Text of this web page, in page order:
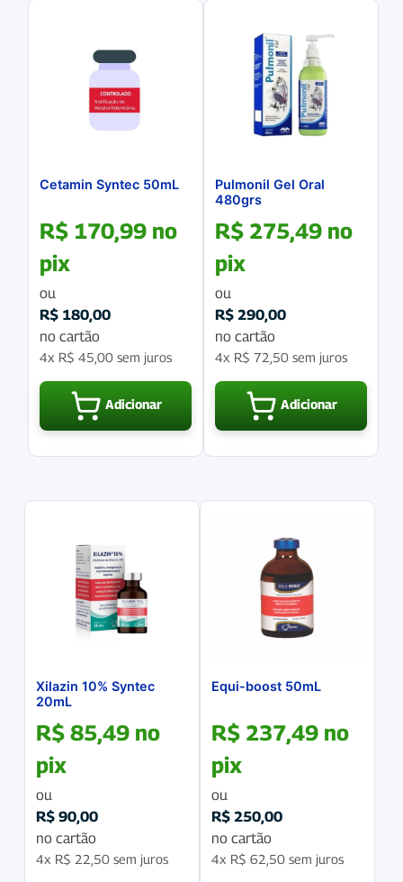
Cetamin Syntec 50mL
R$ 170,99 no
pix
ou
R$ 180,00
no cartão
4x R$ 45,00 sem juros
Adicionar
Pulmonil Gel Oral
480grs
R$ 275,49 no
pix
ou
R$ 290,00
no cartão
4x R$ 72,50 sem juros
Adicionar
Xilazin 10% Syntec
20mL
R$ 85,49 no
pix
ou
R$ 90,00
no cartão
4x R$ 22,50 sem juros
Equi-boost 50mL
R$ 237,49 no
pix
ou
R$ 250,00
no cartão
4x R$ 62,50 sem juros